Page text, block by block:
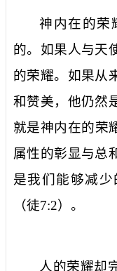
神内在的荣
的。如果人与天
的荣耀。如果从
和赞美，他仍然
就是神内在的
属性的彰显与总
是我们能够减
（徒7:2）。
人的荣耀却